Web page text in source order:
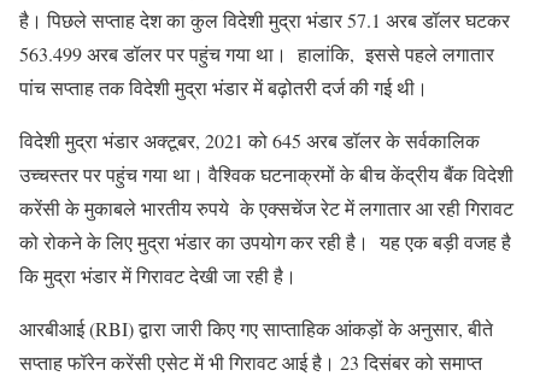
है। पिछले सप्ताह देश का कुल विदेशी मुद्रा भंडार 57.1 अरब डॉलर घटकर
563.499 अरब डॉलर पर पहुंच गया था। हालांकि, इससे पहले लगातार
पांच सप्ताह तक विदेशी मुद्रा भंडार में बढ़ोतरी दर्ज की गई थी।
विदेशी मुद्रा भंडार अक्टूबर, 2021 को 645 अरब डॉलर के सर्वकालिक
उच्चस्तर पर पहुंच गया था। वैश्विक घटनाक्रमों के बीच केंद्रीय बैंक विदेशी
करेंसी के मुकाबले भारतीय रुपये के एक्सचेंज रेट में लगातार आ रही गिरावट
को रोकने के लिए मुद्रा भंडार का उपयोग कर रही है। यह एक बड़ी वजह है
कि मुद्रा भंडार में गिरावट देखी जा रही है।
आरबीआई (RBI) द्वारा जारी किए गए साप्ताहिक आंकड़ों के अनुसार, बीते
सप्ताह फॉरेन करेंसी एसेट में भी गिरावट आई है। 23 दिसंबर को समाप्त